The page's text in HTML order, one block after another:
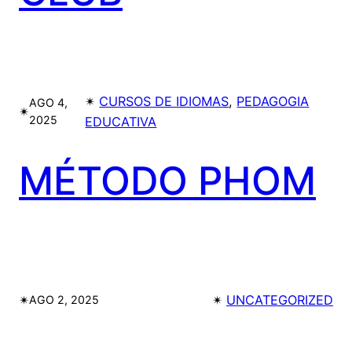
✴︎
AGO 4,
2025
✴︎ CURSOS DE IDIOMAS, PEDAGOGIA
EDUCATIVA
MÉTODO PHOM
✴︎AGO 2, 2025 ✴︎ UNCATEGORIZED